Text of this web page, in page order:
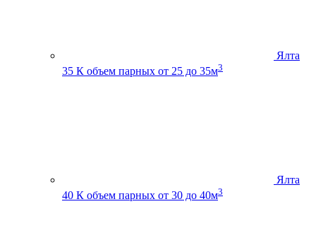
Ялта
35 К объем парных от 25 до 35м3
Ялта
40 К объем парных от 30 до 40м3